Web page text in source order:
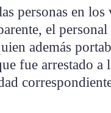
personas en los
el
además
fue arrestado a